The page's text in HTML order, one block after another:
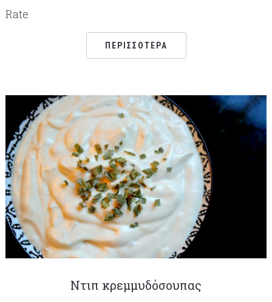
Rate
ΠΕΡΙΣΣΌΤΕΡΑ
Ντιπ κρεμμυδόσουπας